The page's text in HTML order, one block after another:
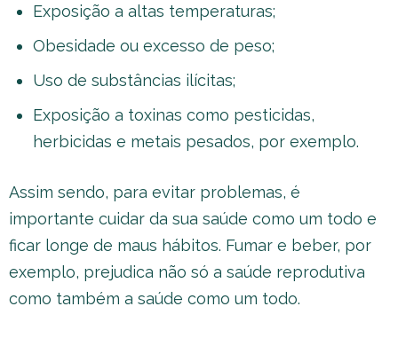
Exposição a altas temperaturas;
Obesidade ou excesso de peso;
Uso de substâncias ilícitas;
Exposição a toxinas como pesticidas,
herbicidas e metais pesados, por exemplo.
Assim sendo, para evitar problemas, é
importante cuidar da sua saúde como um todo e
ficar longe de maus hábitos. Fumar e beber, por
exemplo, prejudica não só a saúde reprodutiva
como também a saúde como um todo.